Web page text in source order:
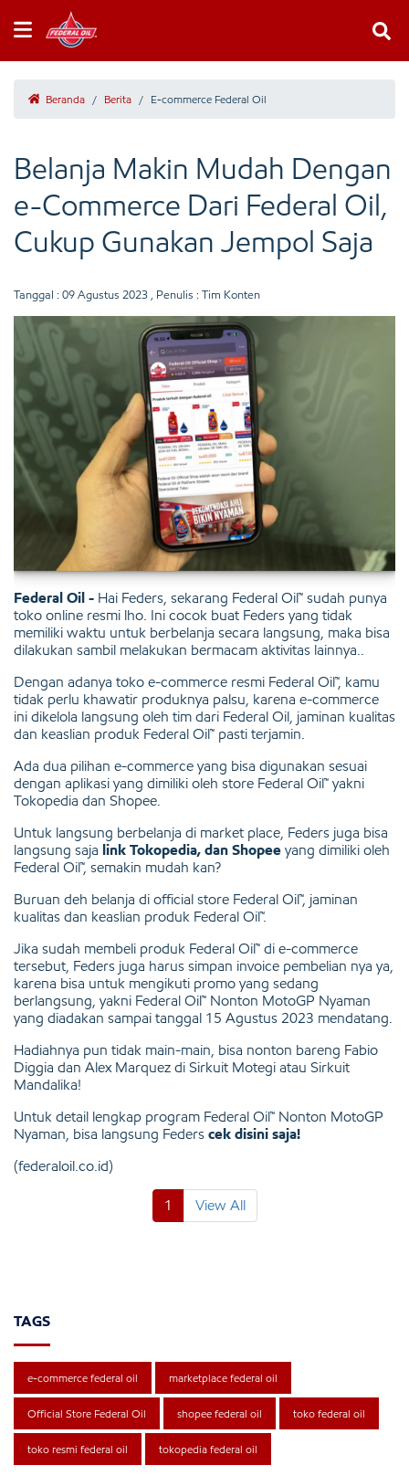
Beranda / Berita / E-commerce Federal Oil
Belanja Makin Mudah Dengan
e-Commerce Dari Federal Oil,
Cukup Gunakan Jempol Saja
Tanggal : 09 Agustus 2023 , Penulis : Tim Konten
Federal Oil - Hai Feders, sekarang Federal Oil™ sudah punya
toko online resmi lho. Ini cocok buat Feders yang tidak
memiliki waktu untuk berbelanja secara langsung, maka bisa
dilakukan sambil melakukan bermacam aktivitas lainnya..
Dengan adanya toko e-commerce resmi Federal Oil™, kamu
tidak perlu khawatir produknya palsu, karena e-commerce
ini dikelola langsung oleh tim dari Federal Oil, jaminan kualitas
dan keaslian produk Federal Oil™ pasti terjamin.
Ada dua pilihan e-commerce yang bisa digunakan sesuai
dengan aplikasi yang dimiliki oleh store Federal Oil™ yakni
Tokopedia dan Shopee.
Untuk langsung berbelanja di market place, Feders juga bisa
langsung saja link Tokopedia, dan Shopee yang dimiliki oleh
Federal Oil™, semakin mudah kan?
Buruan deh belanja di official store Federal Oil™, jaminan
kualitas dan keaslian produk Federal Oil™.
Jika sudah membeli produk Federal Oil™ di e-commerce
tersebut, Feders juga harus simpan invoice pembelian nya ya,
karena bisa untuk mengikuti promo yang sedang
berlangsung, yakni Federal Oil™ Nonton MotoGP Nyaman
yang diadakan sampai tanggal 15 Agustus 2023 mendatang.
Hadiahnya pun tidak main-main, bisa nonton bareng Fabio
Diggia dan Alex Marquez di Sirkuit Motegi atau Sirkuit
Mandalika!
Untuk detail lengkap program Federal Oil™ Nonton MotoGP
Nyaman, bisa langsung Feders cek disini saja!
(federaloil.co.id)
1 View All
TAGS
e-commerce federal oil marketplace federal oil
Official Store Federal Oil shopee federal oil toko federal oil
toko resmi federal oil tokopedia federal oil